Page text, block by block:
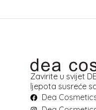
Zavirite u svijet
ljepota susreće
Dea